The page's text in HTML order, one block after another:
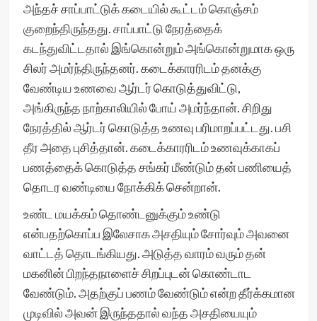
அந்தச் சாப்பாட்டுக் கடையில் கூட்டம் கொஞ்சம்
குறைந்திருந்தது. சாப்பாட்டு நேரத்தைக்
கடந்துவிட்டதால் இங்கொன்றும் அங்கொன்றுமாக ஒரு
சிலர் அமர்ந்திருந்தனர். கடைக்காரரிடம் தனக்கு
வேண்டிய உணவை ஆர்டர் கொடுத்துவிட்டு,
அங்கிருந்த நாற்காலியில் போய் அமர்ந்தான். சிறிது
நேரத்தில் ஆர்டர் கொடுத்த உணவு பரிமாறப்பட்டது. பசி
தீர அதை புசித்தான். கடைக்காரரிடம் உணவுக்காகப்
பணத்தைக் கொடுத்த சங்கர் மீண்டும் தன் பணியைத்
தொடர வண்டியை நோக்கிக் சென்றான்.
உண்ட மயக்கம் தொண்டனுக்கும் உண்டு
என்பதற்கொப்ப இலேசாக அசதியும் சோர்வும் அவனை
வாட்டத் தொடங்கியது. அடுத்த வாரம் வரும் தன்
மகனின் பிறந்தநாளைச் சிறப்புடன் கொண்டாட
வேண்டும். அதற்குப் பணம் வேண்டும் என்ற தீர்க்கமான
முடிவில் அவன் இருந்ததால் வந்த அசதியையும்